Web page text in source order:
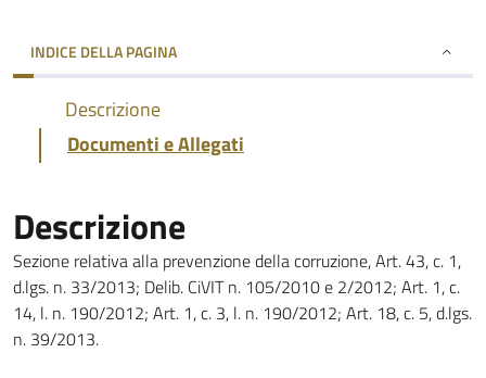
INDICE DELLA PAGINA
Descrizione
Documenti e Allegati
Descrizione
Sezione relativa alla prevenzione della corruzione, Art. 43, c. 1,
d.lgs. n. 33/2013; Delib. CiVIT n. 105/2010 e 2/2012; Art. 1, c.
14, l. n. 190/2012; Art. 1, c. 3, l. n. 190/2012; Art. 18, c. 5, d.lgs.
n. 39/2013.